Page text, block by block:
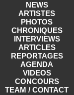
NEWS
ARTISTES
PHOTOS
CHRONIQUES
INTERVIEWS
ARTICLES
REPORTAGES
AGENDA
VIDEOS
CONCOURS
TEAM / CONTACT